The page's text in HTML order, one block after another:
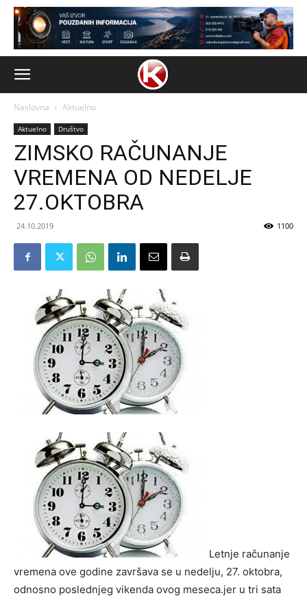
Naslovna Aktuelno
Aktuelno Društvo
ZIMSKO RAČUNANJE
VREMENA OD NEDELJE
27.OKTOBRA
24.10.2019 1100
Letnje računanje
vremena ove godine završava se u nedelju, 27. oktobra,
odnosno poslednjeg vikenda ovog meseca.jer u tri sata